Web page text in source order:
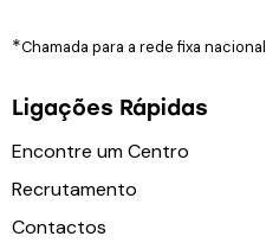
*Chamada para a rede fixa nacional
Ligações Rápidas
Encontre um Centro
Recrutamento
Contactos